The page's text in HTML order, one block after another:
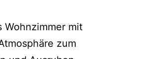
Wohnzimmer mit
zum